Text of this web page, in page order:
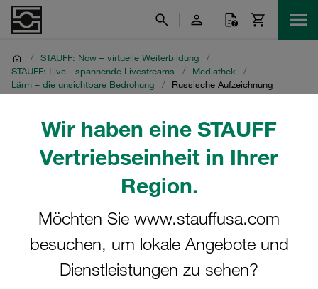
Wir haben eine STAUFF
Vertriebseinheit in Ihrer
Region.
Möchten Sie www.stauffusa.com
besuchen, um lokale Angebote und
Dienstleistungen zu sehen?
/ STAUFF: Now – virtuelle Weiterbildung
/
STAUFF: Live - spannende Livestreams
/ Mediathek
/
Lärm – die unsichtbare Bedrohung
/ Russische Aufzeichnung
Russische Aufzeichnung
STAUFF Livestream vom 27. April 2021